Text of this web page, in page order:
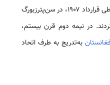
طی قرارداد ۱۹۰۷، در سن‌پترزبورگ
در نیمه دوم قرن بیستم،
به‌تدریج به طرف اتحاد